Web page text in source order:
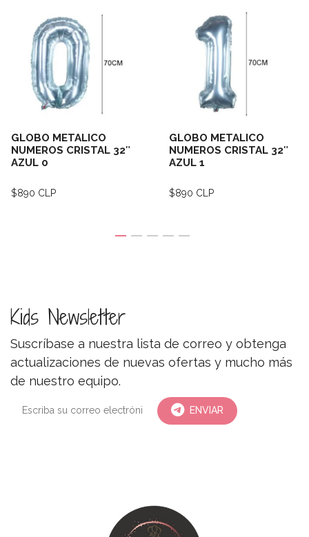
GLOBO METALICO
NUMEROS CRISTAL 32″
AZUL 0
$890 CLP
GLOBO METALICO
NUMEROS CRISTAL 32″
AZUL 1
$890 CLP
Kids Newsletter
Suscríbase a nuestra lista de correo y obtenga
actualizaciones de nuevas ofertas y mucho más
de nuestro equipo.
ENVIAR